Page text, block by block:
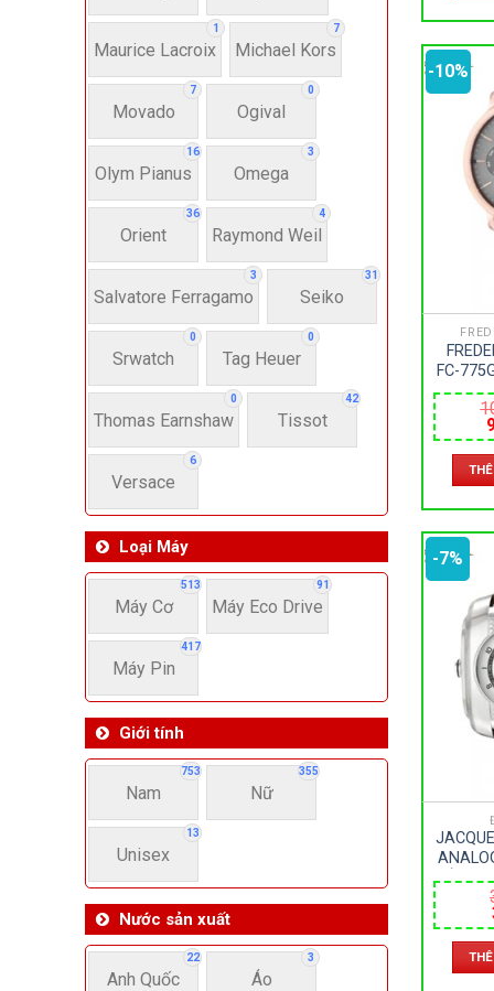
1
Maurice Lacroix
7
Michael Kors
7
Movado
0
Ogival
16
Olym Pianus
3
Omega
36
Orient
4
Raymond Weil
3
Salvatore Ferragamo
31
Seiko
0
Srwatch
0
Tag Heuer
0
Thomas Earnshaw
42
Tissot
6
Versace
Loại Máy
513
Máy Cơ
91
Máy Eco Drive
417
Máy Pin
Giới tính
753
Nam
355
Nữ
13
Unisex
Nước sản xuất
22
Anh Quốc
3
Áo
Dây
-10%
FC-
-7%
KÍNH
PIN